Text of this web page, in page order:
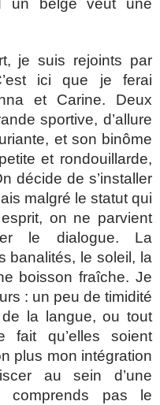
je suis rejoints par
ici que je ferai
et Carine. Deux
sportive, d’allure
et son binôme
et rondouillarde,
décide de s’installer
malgré le statut qui
on ne parvient
le dialogue. La
banalités, le soleil, la
boisson fraîche. Je
: un peu de timidité
la langue, ou tout
fait qu’elles soient
plus mon intégration
au sein d’une
comprends pas le